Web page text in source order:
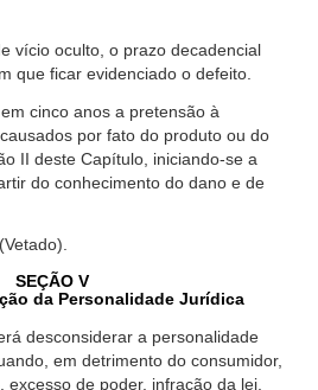
vício oculto, o prazo decadencial
que ficar evidenciado o defeito.
cinco anos a pretensão à
por fato do produto ou do
II deste Capítulo, iniciando-se a
do conhecimento do dano e de
(Vetado).
SEÇÃO V
da Personalidade Jurídica
desconsiderar a personalidade
em detrimento do consumidor,
excesso de poder, infração da lei,